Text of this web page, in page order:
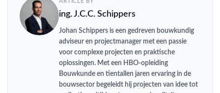
ing. J.C.C. Schippers
Johan Schippers is een gedreven bouwkundig
adviseur en projectmanager met een passie
voor complexe projecten en praktische
oplossingen. Met een HBO-opleiding
Bouwkunde en tientallen jaren ervaring in de
bouwsector begeleidt hij projecten van idee tot